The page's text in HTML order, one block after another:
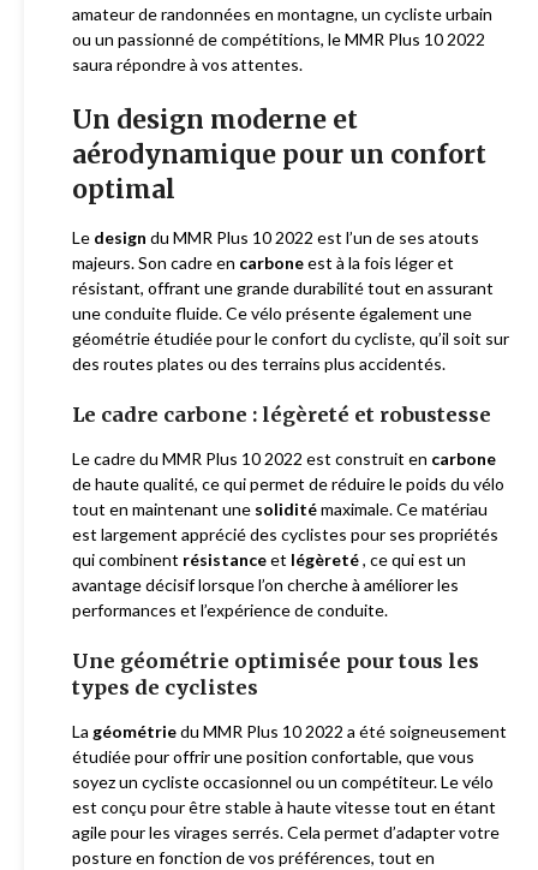
amateur de randonnées en montagne, un cycliste urbain
ou un passionné de compétitions, le MMR Plus 10 2022
saura répondre à vos attentes.
Un design moderne et
aérodynamique pour un confort
optimal
Le design du MMR Plus 10 2022 est l’un de ses atouts
majeurs. Son cadre en carboneest à la fois léger et
résistant, offrant une grande durabilité tout en assurant
une conduite fluide. Ce vélo présente également une
géométrie étudiée pour le confort du cycliste, qu’il soit sur
des routes plates ou des terrains plus accidentés.
Le cadre carbone : légèreté et robustesse
Le cadre du MMR Plus 10 2022 est construit en carbone
de haute qualité, ce qui permet de réduire le poids du vélo
tout en maintenant une soliditémaximale. Ce matériau
est largement apprécié des cyclistes pour ses propriétés
qui combinent résistanceet légèreté, ce qui est un
avantage décisif lorsque l’on cherche à améliorer les
performances et l’expérience de conduite.
Une géométrie optimisée pour tous les
types de cyclistes
La géométriedu MMR Plus 10 2022 a été soigneusement
étudiée pour offrir une position confortable, que vous
soyez un cycliste occasionnel ou un compétiteur. Le vélo
est conçu pour être stable à haute vitesse tout en étant
agile pour les virages serrés. Cela permet d’adapter votre
posture en fonction de vos préférences, tout en